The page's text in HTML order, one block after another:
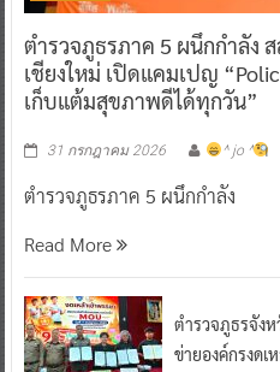
ตำรวจภูธรภาค 5 ผนึกกำลัง
เชียงใหม่ เปิดแคมเปญ
เก็บแต้มสุขภาพดีได้ทุกวัน”
31 กรกฎาคม 2026 ^ jo ^
ตำรวจภูธรภาค 5 ผนึกกำลัง
Read More
ตำรวจภูธรจัง
ข่ายองค์กรงดเ